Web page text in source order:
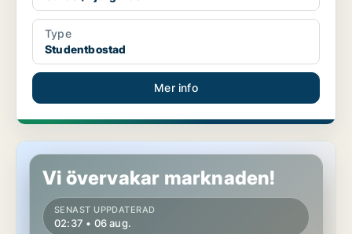
Type
Studentbostad
Mer info
Studentbostad på Gärdet/Djurgården
Vi övervakar marknaden!
SENAST UPPDATERAD
02:37 • 06 aug.